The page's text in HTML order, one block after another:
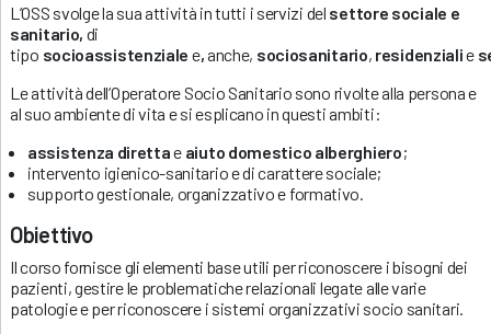
L’OSS svolge la sua attività in tutti i servizi del settore sociale e
sanitario, di
tipo socioassistenziale e,anche, sociosanitario, residenzialie
Le attività dell’Operatore Socio Sanitario sono rivolte alla persona e
al suo ambiente di vita e si esplicano in questi ambiti:
assistenza direttae aiuto domestico alberghiero;
intervento igienico-sanitario e di carattere sociale;
supporto gestionale, organizzativo e formativo.
Obiettivo
Il corso fornisce gli elementi base utili per riconoscere i bisogni dei
pazienti, gestire le problematiche relazionali legate alle varie
patologie e per riconoscere i sistemi organizzativi socio sanitari.